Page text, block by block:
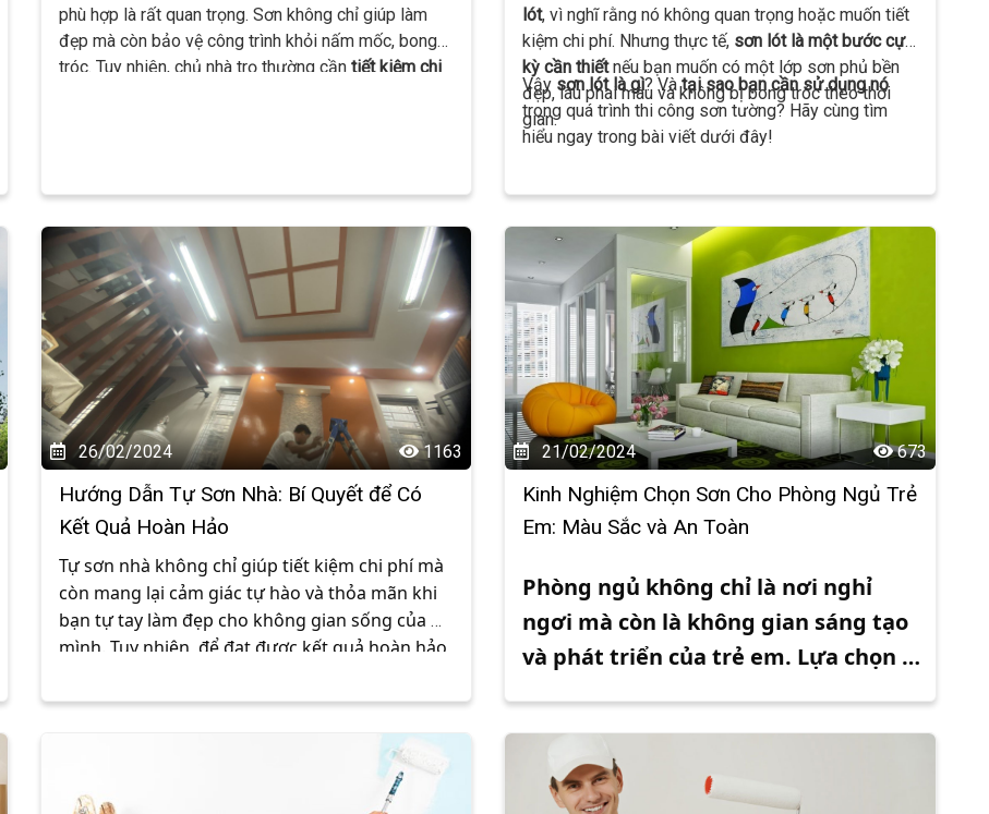
phù hợp là rất quan trọng. Sơn không chỉ giúp làm
đẹp mà còn bảo vệ công trình khỏi nấm mốc, bong
tróc. Tuy nhiên, chủ nhà trọ thường cần tiết kiệm chi
lót, vì nghĩ rằng nó không quan trọng hoặc muốn tiết
kiệm chi phí. Nhưng thực tế, sơn lót là một bước cực
kỳ cần thiếtnếu bạn muốn có một lớp sơn phủ bền
đẹp, lâu phai màu và không bị bong tróc theo thời
gian.
Vậy sơn lót là gì? Vàtại sao bạn cần sử dụng nó
trong quá trình thi công sơn tường? Hãy cùng tìm
hiểu ngay trong bài viết dưới đây!
26/02/2024 1163
Hướng Dẫn Tự Sơn Nhà: Bí Quyết để Có
Kết Quả Hoàn Hảo
Tự sơn nhà không chỉ giúp tiết kiệm chi phí mà
còn mang lại cảm giác tự hào và thỏa mãn khi
bạn tự tay làm đẹp cho không gian sống của
mình. Tuy nhiên, để đạt được kết quả hoàn hảo,
các bước cụ thể. Dưới đây là hướng dẫn và bí
quyết để bạn tự sơn nhà như một chuyên gia.
21/02/2024 673
Kinh Nghiệm Chọn Sơn Cho Phòng Ngủ Trẻ
Em: Màu Sắc và An Toàn
Phòng ngủ không chỉ là nơi nghỉ
ngơi mà còn là không gian sáng tạo
và phát triển của trẻ em. Lựa chọn
không chỉ cần phải đẹp mắt, phản
ánh sở thích của trẻ, mà còn phải
đảm bảo an toàn và thân thiện với